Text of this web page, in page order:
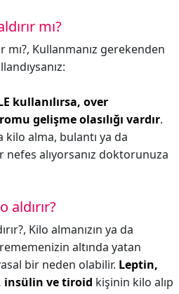
mı?
mı?, Kullanmanız gerekenden
kullanılırsa, over
gelişme olasılığı vardır.
kilo alma, bulantı ya da
nefes alıyorsanız doktorunuza
aldırır?
Kilo almanızın ya da
altında yatan
bir neden olabilir. Leptin,
ve tiroid kişinin kilo alıp